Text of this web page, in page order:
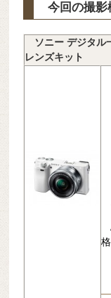
今回の撮影
ソニー デジタル
レンズキット